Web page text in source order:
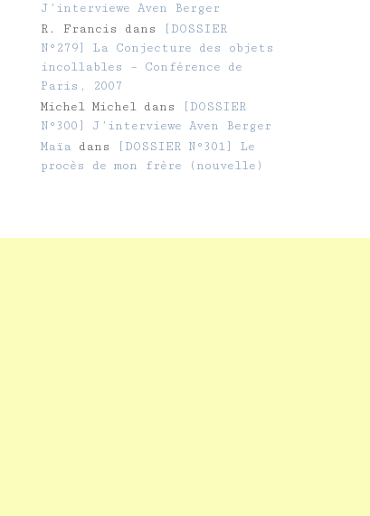
J’interviewe Aven Berger
R. Francis
dans
[DOSSIER
N°279] La Conjecture des objets
incollables – Conférence de
Paris, 2007
Michel Micheldans
[DOSSIER
N°300] J’interviewe Aven Berger
Maïa dans
[DOSSIER N°301] Le
procès de mon frère (nouvelle)